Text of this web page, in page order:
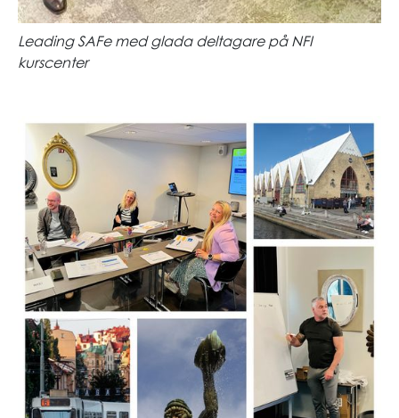
Leading SAFe med glada deltagare på NFI
kurscenter